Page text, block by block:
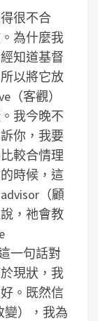
很不合
為什麼我
知道基督
以將它放
（客觀）
我今晚不
你，我要
較合情理
時候，這
（顧
，祂會教
一句話對
現狀，我
。既然信
變），我為